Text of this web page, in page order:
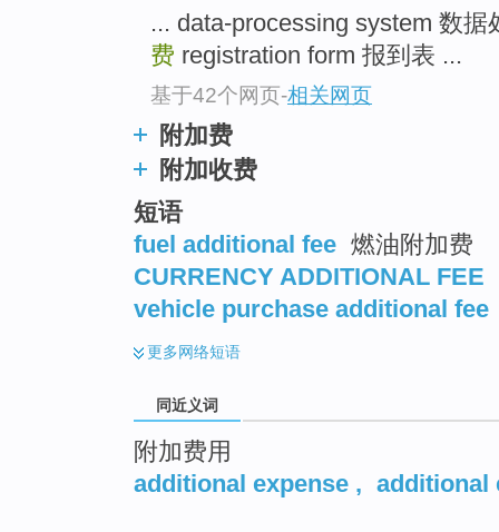
... data-processing system 数
费 registration form 报到表 ...
基于42个网页-相关网页
附加费
附加收费
短语
fuel additional fee 燃油附加费
CURRENCY ADDITIONAL FEE
vehicle purchase additional fee
更多网络短语
同近义词
附加费用
additional expense , additional